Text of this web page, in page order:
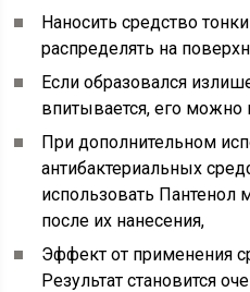
Наносить средство
распределять на
Если образовался
впитывается, его можно
При дополнительном
антибактериальных
использовать Пантенол
после их нанесения,
Эффект от применения
Результат становится